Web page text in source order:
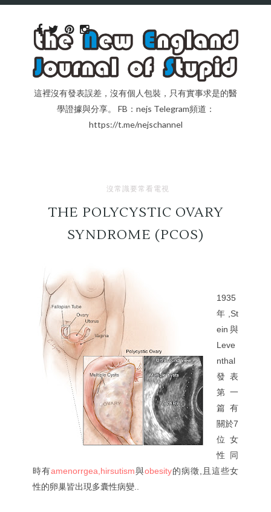
這裡沒有發表誤差，沒有個人包裝，只有實事求是的醫
學證據與分享。 FB：nejs Telegram頻道：
https://t.me/nejschannel
沒常識要常看電視
THE POLYCYSTIC OVARY
SYNDROME (PCOS)
1935
年,St
ein與
Leve
nthal
發表
第一
篇有
關於7
位女
性同
時有amenorrgea,hirsutism與obesity的病徵,且這些女
性的卵巢皆出現多囊性病變..